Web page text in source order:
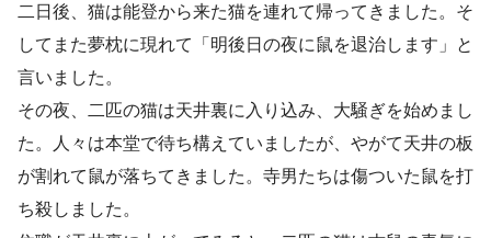
二日後、猫は能登から来た猫を連れて帰ってきました。そ
してまた夢枕に現れて「明後日の夜に鼠を退治します」と
言いました。
その夜、二匹の猫は天井裏に入り込み、大騒ぎを始めまし
た。人々は本堂で待ち構えていましたが、やがて天井の板
が割れて鼠が落ちてきました。寺男たちは傷ついた鼠を打
ち殺しました。